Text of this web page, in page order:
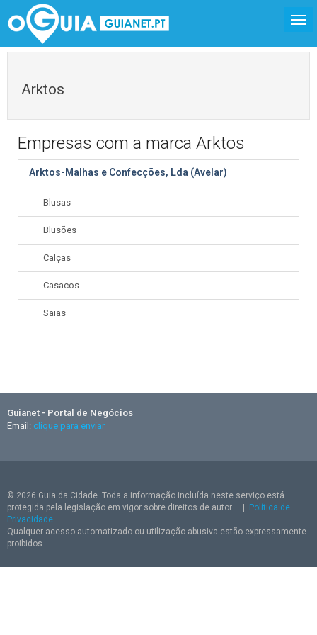
Arktos
Empresas com a marca Arktos
Arktos-Malhas e Confecções, Lda (Avelar)
Blusas
Blusões
Calças
Casacos
Saias
Guianet - Portal de Negócios
Email: clique para enviar
© 2026 Guia da Cidade. Toda a informação incluída neste serviço está
protegida pela legislação em vigor sobre direitos de autor.
Política de
Privacidade
Qualquer acesso automatizado ou utilização abusiva estão expressamente
proibidos.